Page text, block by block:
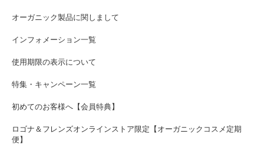
オーガニック製品に関しまして
インフォメーション一覧
使用期限の表示について
特集・キャンペーン一覧
初めてのお客様へ【会員特典】
ロゴナ＆フレンズオンラインストア限定【オーガニックコスメ定期
便】